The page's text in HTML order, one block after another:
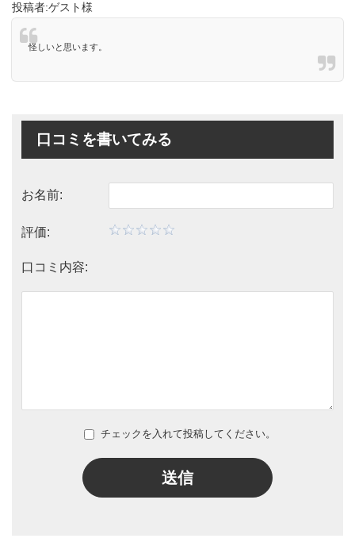
投稿者:ゲスト様
怪しいと思います。
口コミを書いてみる
お名前:
評価:
口コミ内容:
チェックを入れて投稿してください。
送信